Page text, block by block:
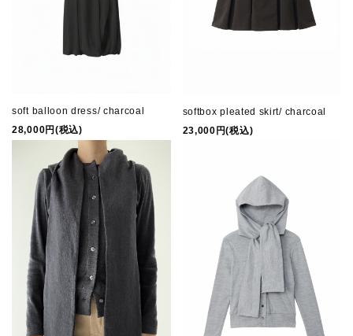
INFORMATION
soft balloon dress/ charcoal
28,000円(税込)
softbox pleated skirt/ charcoal
23,000円(税込)